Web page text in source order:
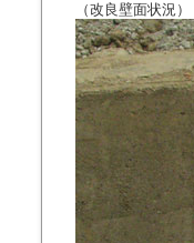
（改良壁面状況）